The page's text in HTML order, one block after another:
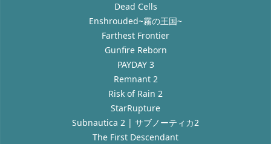
Dead Cells
Enshrouded~霧の王国~
Farthest Frontier
Gunfire Reborn
PAYDAY 3
Remnant 2
Risk of Rain 2
StarRupture
Subnautica 2 | サブノーティカ2
The First Descendant